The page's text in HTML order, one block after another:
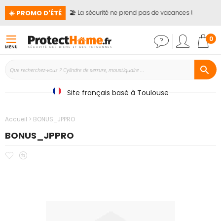
☀️ PROMO D'ÉTÉ 🏖️ La sécurité ne prend pas de vacances !
MENU
0
Site français basé à Toulouse
Accueil BONUS_JPPRO
BONUS_JPPRO
Ajouter